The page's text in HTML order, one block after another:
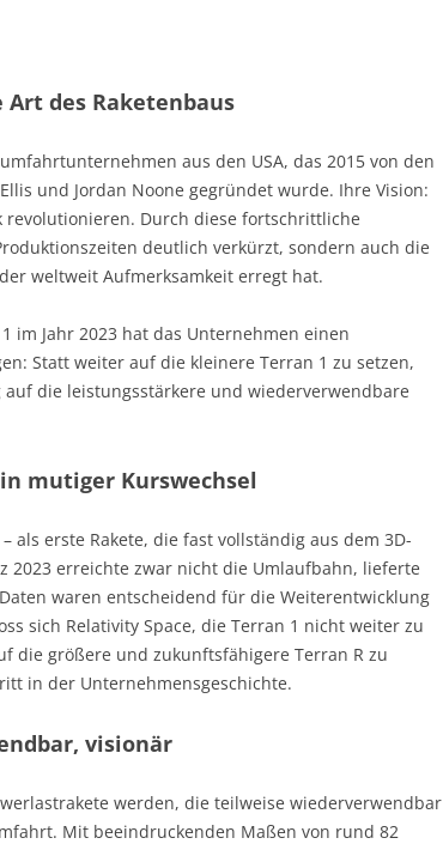
Art des Raketenbaus
aus den USA, das 2015 von den
und Jordan Noone gegründet wurde. Ihre Vision:
revolutionieren. Durch diese fortschrittliche
deutlich verkürzt, sondern auch die
weltweit Aufmerksamkeit erregt hat.
im Jahr 2023 hat das Unternehmen einen
Statt weiter auf die kleinere Terran 1 zu setzen,
die leistungsstärkere und wiederverwendbare
mutiger Kurswechsel
als erste Rakete, die fast vollständig aus dem 3D-
2023 erreichte zwar nicht die Umlaufbahn, lieferte
waren entscheidend für die Weiterentwicklung
sich Relativity Space, die Terran 1 nicht weiter zu
die größere und zukunftsfähigere Terran R zu
in der Unternehmensgeschichte.
visionär
werden, die teilweise wiederverwendbar
Mit beeindruckenden Maßen von rund 82